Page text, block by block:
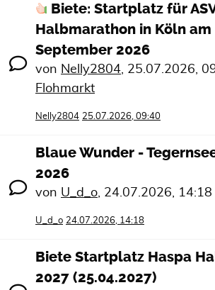
Biete: Startplatz für
Halbmarathon in Köln am
September 2026
von Nelly2804, 25.07.2026,
Flohmarkt
Nelly2804 25.07.2026, 09:40
Blaue Wunder -
2026
von U_d_o, 24.07.2026, 14:18
U_d_o 24.07.2026, 14:18
Biete Startplatz Haspa
2027 (25.04.2027)